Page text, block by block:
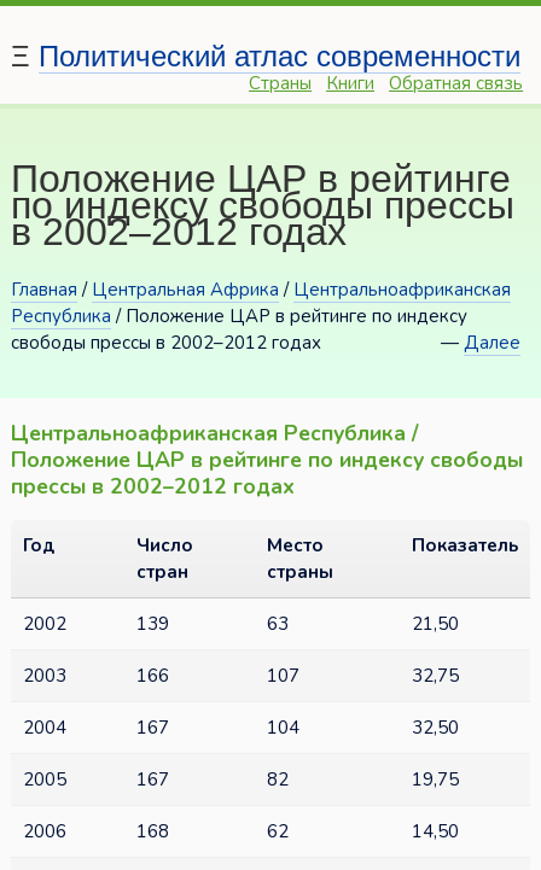
Ξ Политический атлас современности
Страны Книги Обратная связь
Положение ЦАР в рейтинге
по индексу свободы прессы
в 2002–2012 годах
Главная / Центральная Африка / Центральноафриканская
Республика / Положение ЦАР в рейтинге по индексу
свободы прессы в 2002–2012 годах
—Далее
Центральноафриканская Республика /
Положение ЦАР в рейтинге по индексу свободы
прессы в 2002–2012 годах
Год
Число
стран
Место
страны
Показатель
2002 139 63 21,50
2003 166 107 32,75
2004 167 104 32,50
2005 167 82 19,75
2006 168 62 14,50